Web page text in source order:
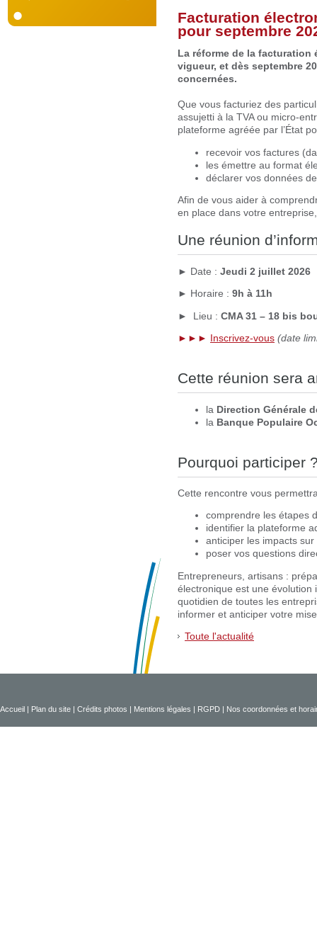
Facturation
pour septembre
La réforme de la facturation
vigueur, et dès septembre
concernées.
Que vous facturiez des
assujetti à la TVA ou
plateforme agréée par l’État
recevoir vos factures
les émettre au format
déclarer vos données
Afin de vous aider à
en place dans votre
Une réunion
► Date : Jeudi 2 juillet 2026
► Horaire : 9h à 11h
► Lieu : CMA 31 – 18 bis
► ► ► Inscrivez-vous (date
Cette réunion sera
la Direction Générale
la Banque Populaire
Pourquoi participer
Cette rencontre vous
comprendre les étapes
identifier la plateforme
anticiper les impacts
poser vos questions
Entrepreneurs, artisans :
électronique est une
quotidien de toutes les
informer et anticiper votre
Toute l'actualité
Accueil | Plan du site | Crédits photos | Mentions légales | RGPD | Nos coordonnées et